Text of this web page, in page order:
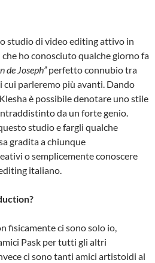
studio di video editing attivo in
ho conosciuto qualche giorno fa
de Joseph”perfetto connubio tra
parleremo più avanti. Dando
è possibile denotare uno stile
da un forte genio.
studio e fargli qualche
gradita a chiunque
o semplicemente conoscere
italiano.
fisicamente ci sono solo io,
Pask per tutti gli altri
ci sono tanti amici artistoidi al